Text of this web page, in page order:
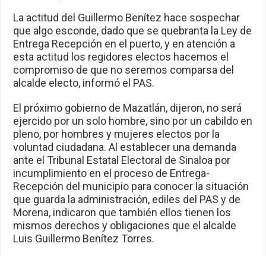
La actitud del Guillermo Benítez hace sospechar
que algo esconde, dado que se quebranta la Ley de
Entrega Recepción en el puerto, y en atención a
esta actitud los regidores electos hacemos el
compromiso de que no seremos comparsa del
alcalde electo, informó el PAS.
El próximo gobierno de Mazatlán, dijeron, no será
ejercido por un solo hombre, sino por un cabildo en
pleno, por hombres y mujeres electos por la
voluntad ciudadana. Al establecer una demanda
ante el Tribunal Estatal Electoral de Sinaloa por
incumplimiento en el proceso de Entrega-
Recepción del municipio para conocer la situación
que guarda la administración, ediles del PAS y de
Morena, indicaron que también ellos tienen los
mismos derechos y obligaciones que el alcalde
Luis Guillermo Benítez Torres.